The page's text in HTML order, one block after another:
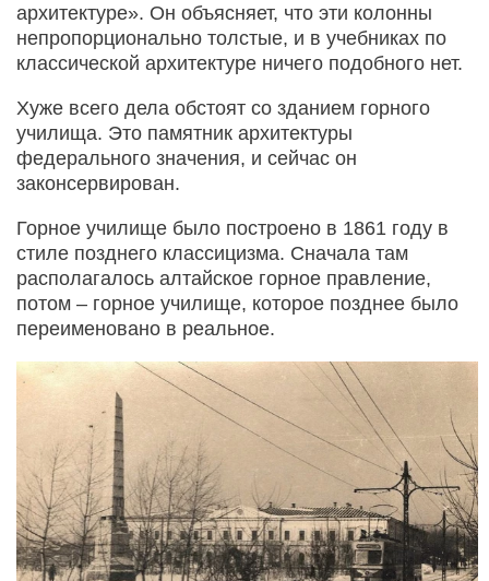
архитектуре». Он объясняет, что эти колонны
непропорционально толстые, и в учебниках по
классической архитектуре ничего подобного нет.
Хуже всего дела обстоят со зданием горного
училища. Это памятник архитектуры
федерального значения, и сейчас он
законсервирован.
Горное училище было построено в 1861 году в
стиле позднего классицизма. Сначала там
располагалось алтайское горное правление,
потом – горное училище, которое позднее было
переименовано в реальное.